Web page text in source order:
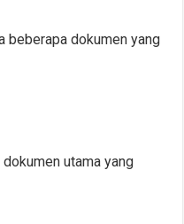
beberapa dokumen yang
utama yang